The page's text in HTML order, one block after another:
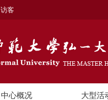
访客
中心概况 大型活